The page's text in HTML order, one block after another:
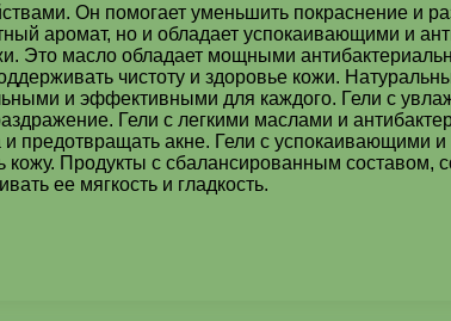
Он помогает уменьшить покраснение и
аромат, но и обладает успокаивающими и
Это масло обладает мощными
чистоту и здоровье кожи.
и эффективными для каждого. Гели с
Гели с легкими маслами и
предотвращать акне. Гели с успокаивающими
кожу. Продукты с сбалансированным
ее мягкость и гладкость.